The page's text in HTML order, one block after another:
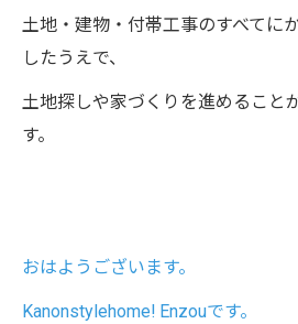
土地・建物・付帯工事のすべてに
したうえで、
土地探しや家づくりを進めること
す。
おはようございます。
Kanonstylehome! Enzouです。